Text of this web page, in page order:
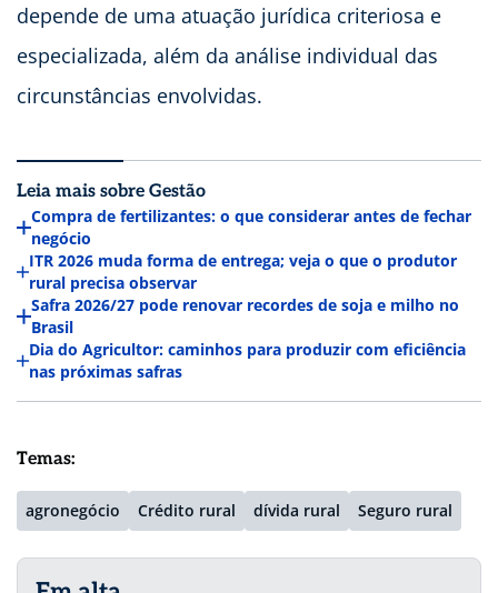
depende de uma atuação jurídica criteriosa e
especializada, além da análise individual das
circunstâncias envolvidas.
Leia mais sobre Gestão
Compra de fertilizantes: o que considerar antes de fechar
negócio
ITR 2026 muda forma de entrega; veja o que o produtor
rural precisa observar
Safra 2026/27 pode renovar recordes de soja e milho no
Brasil
Dia do Agricultor: caminhos para produzir com eficiência
nas próximas safras
Temas:
agronegócio Crédito rural dívida rural Seguro rural